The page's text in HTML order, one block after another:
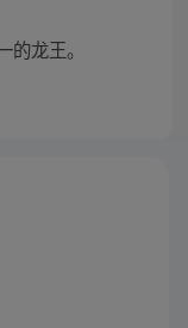
龙王。